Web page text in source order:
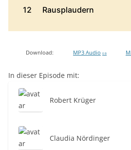
Download: MP3 Audio 0 B
In dieser Episode mit:
Robert Krüger
Claudia Nördinger